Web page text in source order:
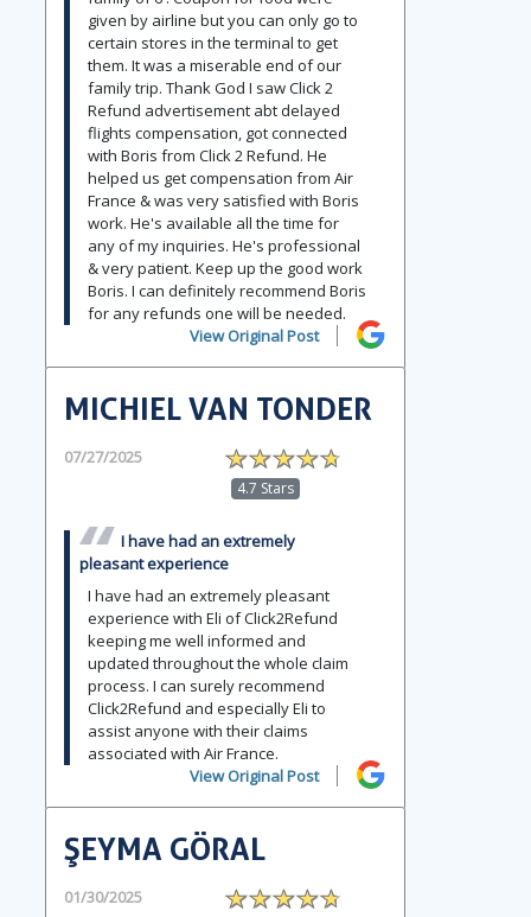
given by airline but you can only go to
certain stores in the terminal to get
them. It was a miserable end of our
family trip. Thank God I saw Click 2
Refund advertisement abt delayed
flights compensation, got connected
with Boris from Click 2 Refund. He
helped us get compensation from Air
France & was very satisfied with Boris
work. He's available all the time for
any of my inquiries. He's professional
& very patient. Keep up the good work
Boris. I can definitely recommend Boris
for any refunds one will be needed.
View Original Post
MICHIEL VAN TONDER
07/27/2025
4.7 Stars
I have had an extremely
pleasant experience
I have had an extremely pleasant
experience with Eli of Click2Refund
keeping me well informed and
updated throughout the whole claim
process. I can surely recommend
Click2Refund and especially Eli to
assist anyone with their claims
associated with Air France.
View Original Post
ŞEYMA GÖRAL
01/30/2025